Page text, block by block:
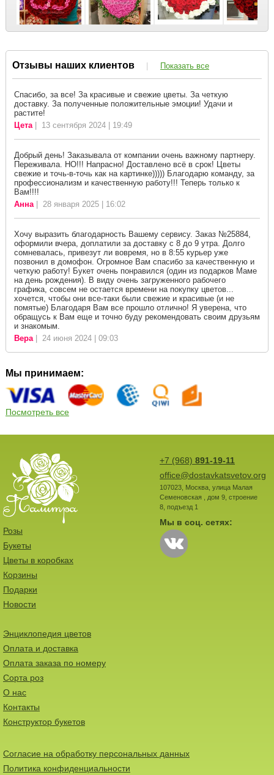
Отзывы наших клиентов | Показать все
Спасибо, за все! За красивые и свежие цветы. За четкую
доставку. За полученные положительные эмоции! Удачи и
растите!
Цета| 13 сентября 2024 | 19:49
Добрый день! Заказывала от компании очень важному партнеру.
Переживала. НО!!! Напрасно! Доставлено всё в срок! Цветы
свежие и точь-в-точь как на картинке))))) Благодарю команду, за
профессионализм и качественную работу!!! Теперь только к
Вам!!!!
Анна| 28 января 2025 | 16:02
Хочу выразить благодарность Вашему сервису. Заказ №25884,
оформили вчера, доплатили за доставку с 8 до 9 утра. Долго
сомневалась, привезут ли вовремя, но в 8:55 курьер уже
позвонил в домофон. Огромное Вам спасибо за качественную и
четкую работу! Букет очень понравился (один из подарков Маме
на день рождения). В виду очень загруженного рабочего
графика, совсем не остается времени на покупку цветов...
хочется, чтобы они все-таки были свежие и красивые (и не
помятые) Благодаря Вам все прошло отлично! Я уверена, что
обращусь к Вам еще и точно буду рекомендовать своим друзьям
и знакомым.
Вера| 24 июня 2024 | 09:03
Мы принимаем:
Посмотреть все
+7 (968) 891-19-11
office@dostavkatsvetov.org
107023, Москва, улица Малая
Семеновская , дом 9, строение
8, подъезд 1
Мы в соц. сетях:
Розы
Букеты
Цветы в коробках
Корзины
Подарки
Новости
Энциклопедия цветов
Оплата и доставка
Оплата заказа по номеру
Сорта роз
О нас
Контакты
Конструктор букетов
Согласие на обработку персональных данных
Политика конфиденциальности